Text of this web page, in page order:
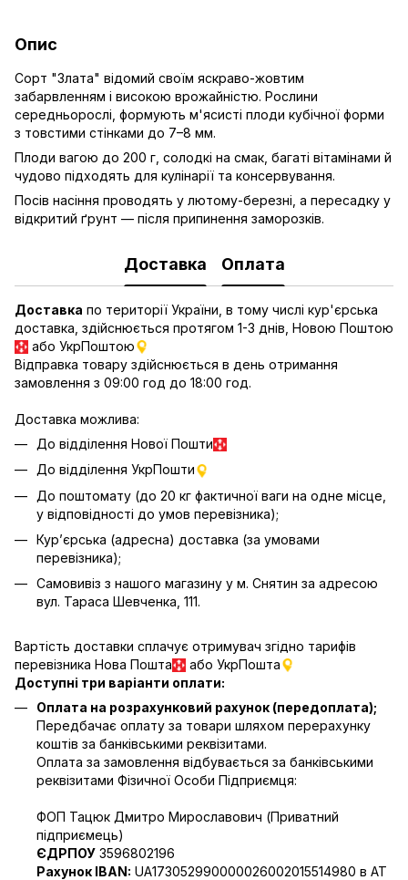
Опис
Сорт "Злата" відомий своїм яскраво-жовтим
забарвленням і високою врожайністю. Рослини
середньорослі, формують м'ясисті плоди кубічної форми
з товстими стінками до 7–8 мм.
Плоди вагою до 200 г, солодкі на смак, багаті вітамінами й
чудово підходять для кулінарії та консервування.
Посів насіння проводять у лютому-березні, а пересадку у
відкритий ґрунт — після припинення заморозків.
Доставка Оплата
Доставка по території України, в тому числі кур'єрська
доставка, здійснюється протягом 1-3 днів, Новою Поштою
або УкрПоштою
Відправка товару здійснюється в день отримання
замовлення з 09:00 год до 18:00 год.
Доставка можлива:
До відділення Нової Пошти
До відділення УкрПошти
До поштомату (до 20 кг фактичної ваги на одне місце,
у відповідності до умов перевізника);
Кур’єрська (адресна) доставка (за умовами
перевізника);
Самовивіз з нашого магазину у м. Снятин за адресою
вул. Тараса Шевченка, 111.
Вартість доставки сплачує отримувач згідно тарифів
перевізника Нова Пошта
або УкрПошта
Доступні три варіанти оплати:
Оплата на розрахунковий рахунок (передоплата);
Передбачає оплату за товари шляхом перерахунку
коштів за банківськими реквізитами.
Оплата за замовлення відбувається за банківськими
реквізитами Фізичної Особи Підприємця:
ФОП Тацюк Дмитро Мирославович (Приватний
пiдприємець)
ЄДРПОУ 3596802196
Рахунок IBAN: UA173052990000026002015514980 в АТ